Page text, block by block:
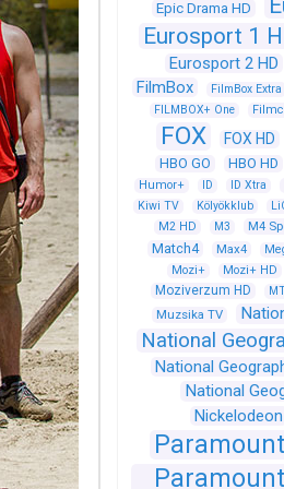
Epic Drama HD
Eurosport 1
Eurosport 2 HD
FilmBox FilmBox Extra
FILMBOX+ One
FOX FOX HD
HBO GO
HBO HD
Humor+
ID ID Xtra
Kiwi TV
Kölyökklub
M2 HD
M3 M4
Match4 Max4
Mozi+ Mozi+ HD
Moziverzum HD
Muzsika TV
National
National
National
Nickelodeon